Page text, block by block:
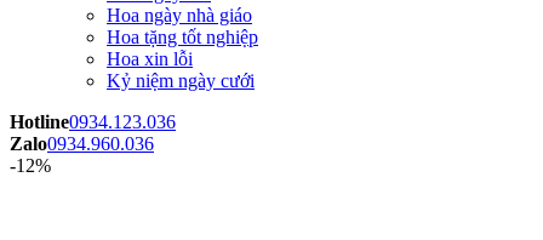
Hoa ngày nhà giáo
Hoa tặng tốt nghiệp
Hoa xin lỗi
Kỷ niệm ngày cưới
Hotline0934.123.036
Zalo0934.960.036
-12%